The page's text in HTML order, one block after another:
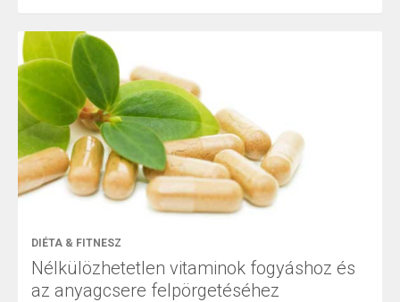
DIÉTA & FITNESZ
Nélkülözhetetlen vitaminok fogyáshoz és
az anyagcsere felpörgetéséhez